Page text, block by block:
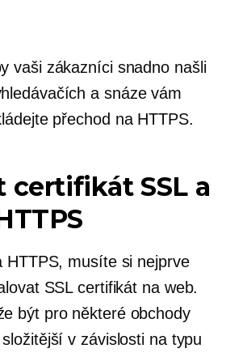
vaši zákazníci snadno našli
a snáze vám
přechod na HTTPS.
certifikát SSL a
HTTPS, musíte si nejprve
SSL certifikát na web.
být pro některé obchody
v závislosti na typu